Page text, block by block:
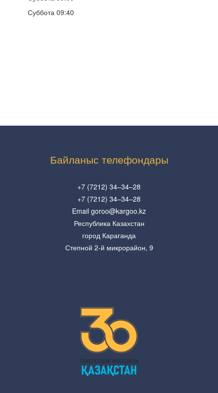
Суббота 09:40
Байланыс телефондары
+7 (7212) 34–34–28
+7 (7212) 34–34–28
Email goroo@kargoo.kz
Республика Казахстан
город Караганда
Степной 2-й микрорайон, 9